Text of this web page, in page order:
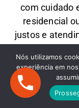
comcuidado
residencial
justos e
Mudanças
Precisa de
Nós utilizamos
experiência em